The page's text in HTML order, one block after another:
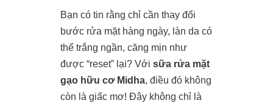
Bạn có tin rằng chỉ cần thay đổi
bước rửa mặt hàng ngày, làn da có
thể trắng ngần, căng mịn như
được “reset” lại? Với sữa rửa mặt
gạo hữu cơ Midha, điều đó không
còn là giấc mơ! Đây không chỉ là